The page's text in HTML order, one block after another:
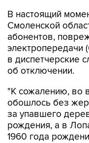
В настоящий
Смоленской
абонентов,
электропередачи
в диспетчерские
об отключении.
"К сожалению, во
обошлось без
за упавшего
рождения, а в
1960 года